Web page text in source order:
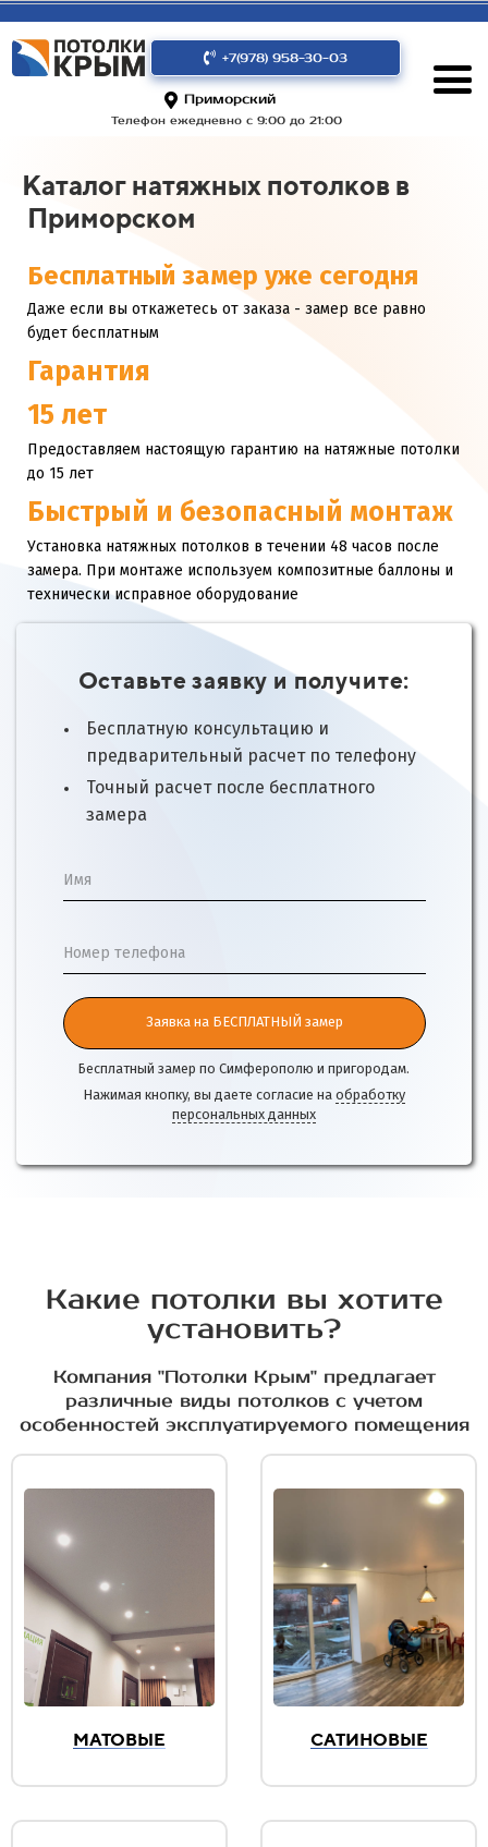
+7(978) 958-30-03
Приморский
Телефон ежедневно с 9:00 до 21:00
Каталог натяжных потолков в
Приморском
Бесплатный замер уже сегодня
Даже если вы откажетесь от заказа - замер все равно
будет бесплатным
Гарантия
15 лет
Предоставляем настоящую гарантию на натяжные потолки
до 15 лет
Быстрый и безопасный монтаж
Установка натяжных потолков в течении 48 часов после
замера. При монтаже используем композитные баллоны и
технически исправное оборудование
Оставьте заявку и получите:
Бесплатную консультацию и
предварительный расчет по телефону
Точный расчет после бесплатного
замера
Имя
Номер телефона
Заявка на БЕСПЛАТНЫЙ замер
Бесплатный замер по Симферополю и пригородам.
Нажимая кнопку, вы даете согласие на обработку
персональных данных
Какие потолки вы хотите
установить?
Компания "Потолки Крым" предлагает
различные виды потолков с учетом
особенностей эксплуатируемого помещения
МАТОВЫЕ САТИНОВЫЕ